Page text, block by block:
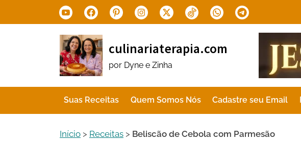
to
YoutubeFacebookPinterestInstagram
X.com Tiktok WhatsAppTelegram
culinariaterapia.com
por Dyne e Zinha
Suas Receitas Quem Somos Nós Cadastre seu Email
Início > Receitas > Beliscão de Cebola com Parmesão